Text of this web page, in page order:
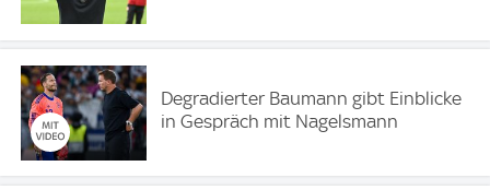
Degradierter Baumann gibt Einblicke
in Gespräch mit Nagelsmann